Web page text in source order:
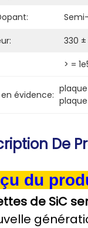
330
> =
évidence:
De
du
de SiC